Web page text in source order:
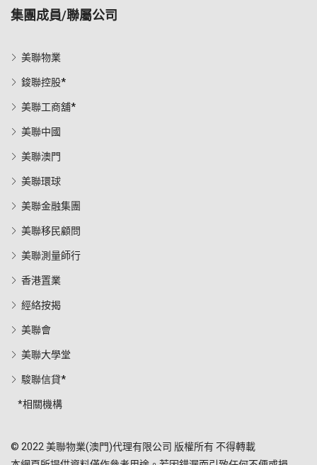
集團成員/聯屬公司
美聯物業
鋑聯控股*
美聯工商舖*
美聯中國
美聯澳門
美聯環球
美聯金融集團
美聯移民顧問
美聯測量師行
香港置業
經絡按揭
美聯會
美聯大學堂
駿聯信貸*
*相關機構
© 2022 美聯物業(澳門)代理有限公司 版權所有 不得轉載